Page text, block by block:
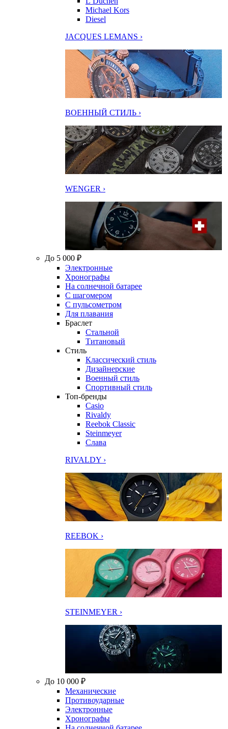
Michael Kors
Diesel
JACQUES LEMANS ›
ВОЕННЫЙ СТИЛЬ ›
WENGER ›
До 5 000 ₽
Электронные
Хронографы
На солнечной батарее
С шагомером
С пульсометром
Для плавания
Браслет
Стальной
Титановый
Стиль
Классический стиль
Дизайнерские
Военный стиль
Спортивный стиль
Топ-бренды
Casio
Rivaldy
Reebok Classic
Steinmeyer
Слава
RIVALDY ›
REEBOK ›
STEINMEYER ›
До 10 000 ₽
Механические
Противоударные
Электронные
Хронографы